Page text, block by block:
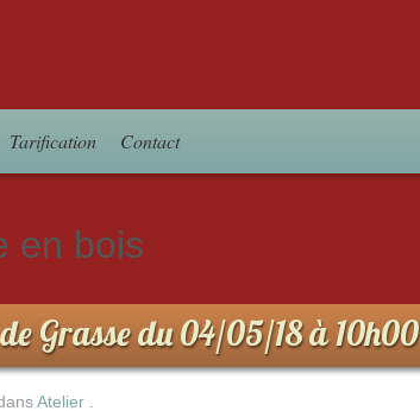
Tarification Contact
en bois
Grasse du 04/05/18 à 10h00
Atelier .